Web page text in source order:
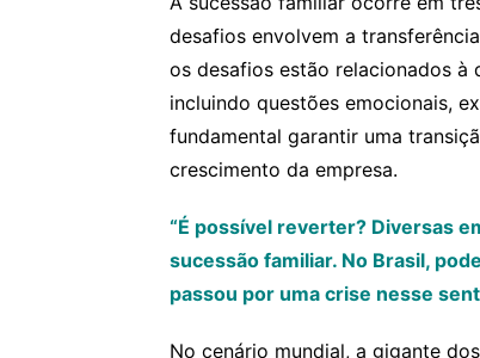
desafios envolvem a
os desafios estão relacionados à
incluindo questões emocionais,
fundamental garantir uma
crescimento da empresa.
“É possível reverter? Diversas
sucessão familiar. No Brasil,
passou por uma crise nesse
No cenário mundial, a gigante